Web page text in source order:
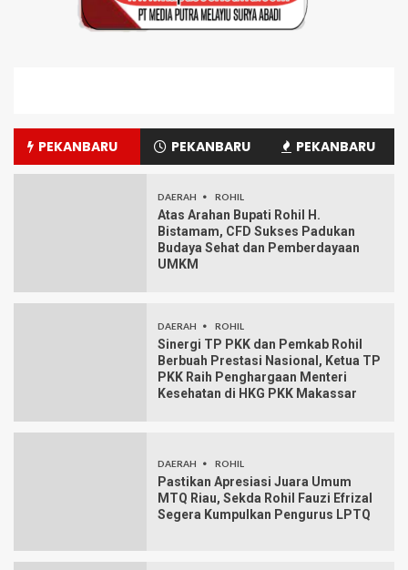
PEKANBARU PEKANBARU PEKANBARU
DAERAH ROHIL
Atas Arahan Bupati Rohil H.
Bistamam, CFD Sukses Padukan
Budaya Sehat dan Pemberdayaan
UMKM
DAERAH ROHIL
Sinergi TP PKK dan Pemkab Rohil
Berbuah Prestasi Nasional, Ketua TP
PKK Raih Penghargaan Menteri
Kesehatan di HKG PKK Makassar
DAERAH ROHIL
Pastikan Apresiasi Juara Umum
MTQ Riau, Sekda Rohil Fauzi Efrizal
Segera Kumpulkan Pengurus LPTQ